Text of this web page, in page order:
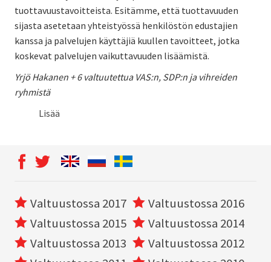
tuottavuustavoitteista. Esitämme, että tuottavuuden
sijasta asetetaan yhteistyössä henkilöstön edustajien
kanssa ja palvelujen käyttäjiä kuullen tavoitteet, jotka
koskevat palvelujen vaikuttavuuden lisäämistä.
Yrjö Hakanen + 6 valtuutettua VAS:n, SDP:n ja vihreiden
ryhmistä
Lisää
Valtuustossa 2017
Valtuustossa 2016
Valtuustossa 2015
Valtuustossa 2014
Valtuustossa 2013
Valtuustossa 2012